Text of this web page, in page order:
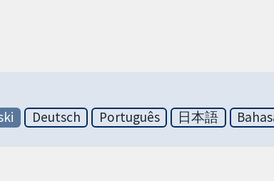
Deutsch Português 日本語